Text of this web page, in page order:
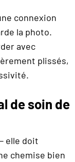
connexion
la photo.
avec
plissés,
de soin de
elle doit
chemise bien